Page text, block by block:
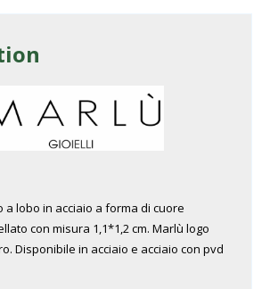
a lobo in acciaio a forma di cuore
con misura 1,1*1,2 cm. Marlù logo
Disponibile in acciaio e acciaio con pvd